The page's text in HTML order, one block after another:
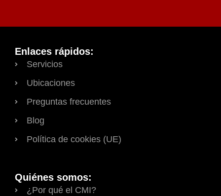
Enlaces rápidos:
Servicios
Ubicaciones
Preguntas frecuentes
Blog
Política de cookies (UE)
Quiénes somos:
¿Por qué el CMI?